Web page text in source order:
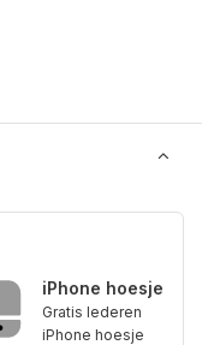
iPhone hoesje
Gratis lederen
iPhone hoesje